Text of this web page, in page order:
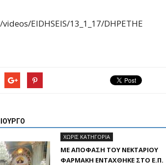
EIDHSEIS/13_1_17/DHPETHE
ΧΩΡΊΣ ΚΑΤΗΓΟΡΊΑ
ΜΕ ΑΠΌΦΑΣΗ ΤΟΥ ΝΕΚΤΆΡΙΟΥ
ΦΑΡΜΆΚΗ ΕΝΤΆΧΘΗΚΕ ΣΤΟ Ε.Π.